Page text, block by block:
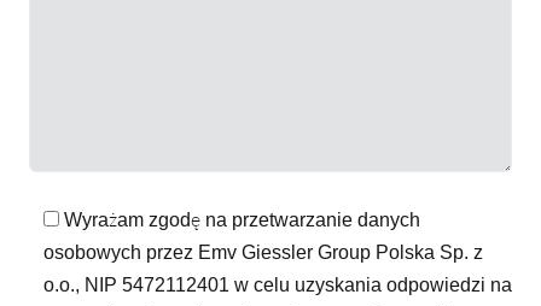
Wyrażam zgodę na przetwarzanie danych
osobowych przez Emv Giessler Group Polska Sp. z
o.o., NIP 5472112401 w celu uzyskania odpowiedzi na